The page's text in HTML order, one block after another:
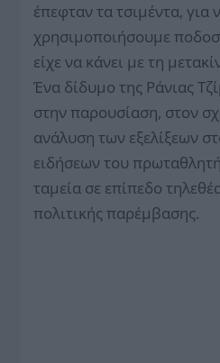
έπεφταν τα τσιμέντα, για
χρησιμοποιήσουμε
είχε να κάνει με τη
Ένα δίδυμο της Ράνιας
στην παρουσίαση, στον
ανάλυση των εξελίξεων
ειδήσεων του
ταμεία σε επίπεδο
πολιτικής παρέμβασης.